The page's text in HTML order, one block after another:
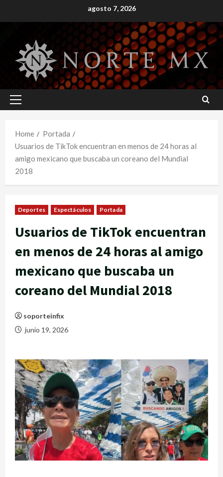
to
agosto 7, 2026
Primary
Home
Portada
Usuarios de TikTok encuentran en menos de 24 horas al
amigo mexicano que buscaba un coreano del Mundial
2018
Deportes Espectáculos Portada
Usuarios de TikTok encuentran
en menos de 24 horas al amigo
mexicano que buscaba un
coreano del Mundial 2018
soporteinfix
junio 19, 2026